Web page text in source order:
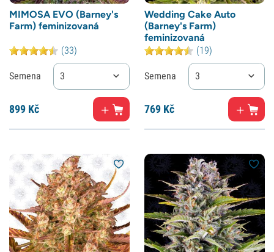
MIMOSA EVO (Barney's
Farm) feminizovaná
(33)
Semena 3
899 Kč
Wedding Cake Auto
(Barney's Farm)
feminizovaná
(19)
Semena 3
769 Kč